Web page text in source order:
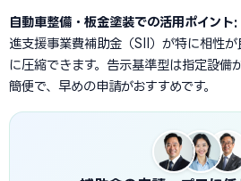
自動車整備・板金塗装での活用ポイント:
進支援事業費補助金（SII）が特に相性
に圧縮できます。告示基準型は指定設備
簡便で、早めの申請がおすすめです。